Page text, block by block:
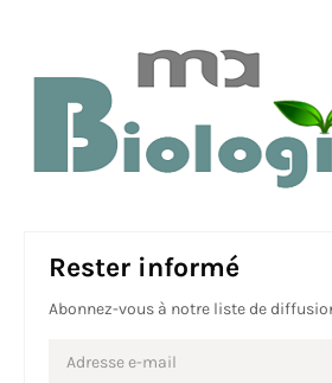
Rester informé
Abonnez-vous à notre liste de